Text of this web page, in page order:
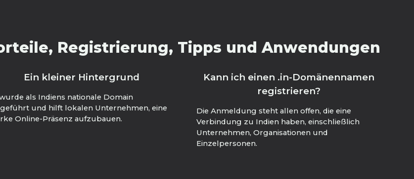
Registrierung, Tipps und Anwendungen
Ein kleiner Hintergrund
als Indiens nationale Domain
und hilft lokalen Unternehmen, eine
Online-Präsenz aufzubauen.
Kann ich einen .in-Domänennamen
registrieren?
Die Anmeldung steht allen offen, die eine
Verbindung zu Indien haben, einschließlich
Unternehmen, Organisationen und
Einzelpersonen.